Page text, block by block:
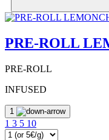
PRE-ROLL
PRE-ROLL
INFUSED
1
1 3 5 10